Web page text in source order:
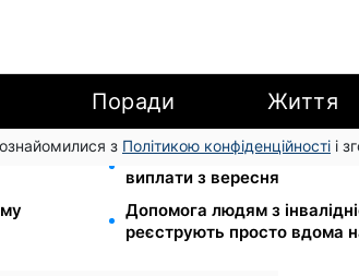
Поради Життя
з Політикою конфіденційності і
Зарплати вчителів +20%,
виплати з вересня
Допомога людям з
реєструють просто вдома